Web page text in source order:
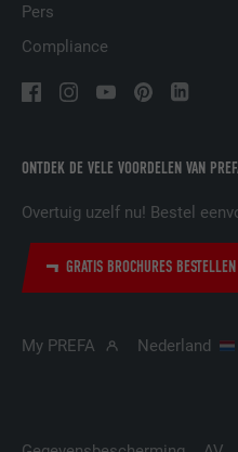
ONTDEK DE VELE VOORDELEN VAN
Overtuig uzelf nu! Bestel
GRATIS BROCHURES BESTELLEN
Pers
Compliance
My PREFA Nederland
VERVALTIJD
DOEL
Wordt
websites
NAAM lidc
AANBIEDER LinkedIn